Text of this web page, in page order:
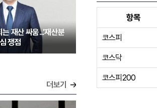
재산 싸움...'재산분
쟁점
더보기
항목
코스피
코스닥
코스피200